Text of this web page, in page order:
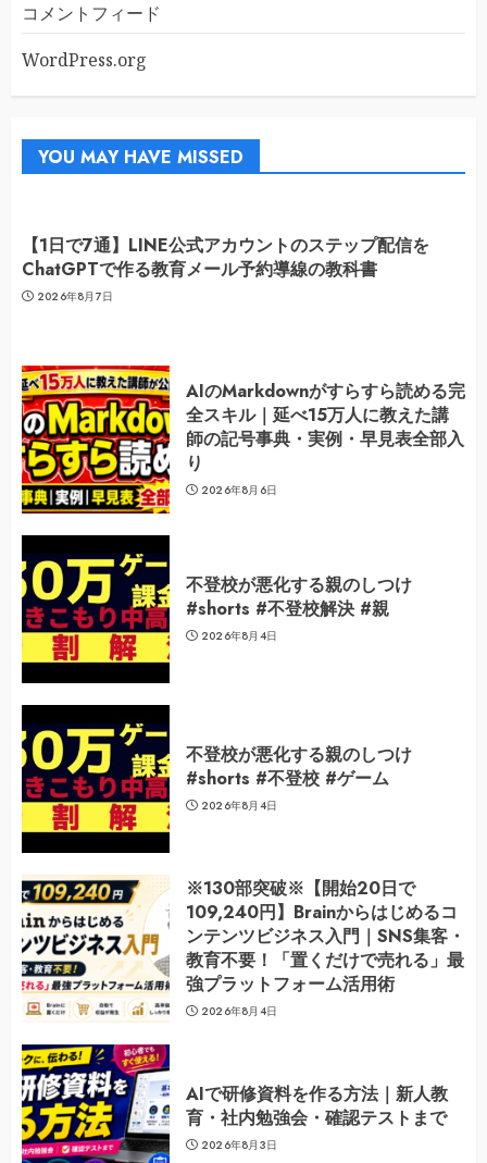
コメントフィード
WordPress.org
YOU MAY HAVE MISSED
【1日で7通】LINE公式アカウントのステップ配信を
ChatGPTで作る教育メール予約導線の教科書
2026年8月7日
AIのMarkdownがすらすら読める完
全スキル｜延べ15万人に教えた講
師の記号事典・実例・早見表全部入
り
2026年8月6日
不登校が悪化する親のしつけ
#shorts #不登校解決 #親
2026年8月4日
不登校が悪化する親のしつけ
#shorts #不登校 #ゲーム
2026年8月4日
※130部突破※【開始20日で
109,240円】Brainからはじめるコ
ンテンツビジネス入門｜SNS集客・
教育不要！「置くだけで売れる」最
強プラットフォーム活用術
2026年8月4日
AIで研修資料を作る方法｜新人教
育・社内勉強会・確認テストまで
2026年8月3日